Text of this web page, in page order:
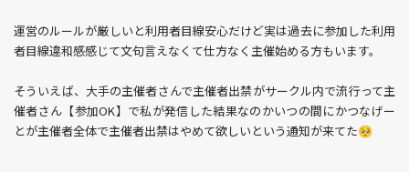
運営のルールが厳しいと利用者目線安心だけど実は過去に参加した利用
者目線違和感感じて文句言えなくて仕方なく主催始める方もいます。
そういえば、大手の主催者さんで主催者出禁がサークル内で流行って主
催者さん【参加OK】で私が発信した結果なのかいつの間にかつなげー
とが主催者全体で主催者出禁はやめて欲しいという通知が来てた🥺